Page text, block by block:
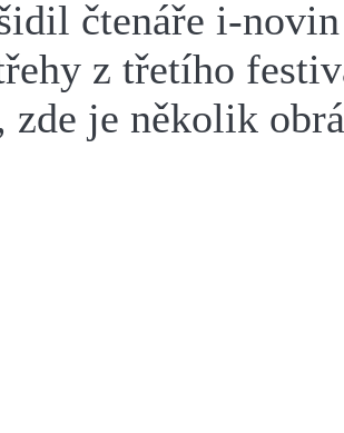
čtenáře i-
z třetího
zde je několik